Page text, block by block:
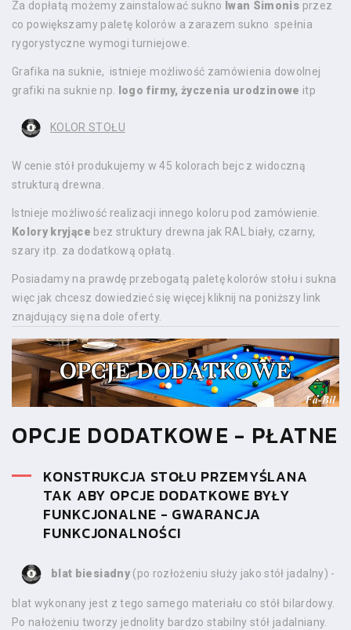
Za dopłatą możemy zainstalować sukno Iwan Simonis przez
co powiększamy paletę kolorów a zarazem sukno spełnia
rygorystyczne wymogi turniejowe.
Grafika na suknie, istnieje możliwość zamówienia dowolnej
grafiki na suknie np.
logo firmy, życzenia urodzinowe itp
KOLOR STOŁU
W cenie stół produkujemy w 45 kolorach bejc z widoczną
strukturą drewna.
Istnieje możliwość realizacji innego koloru pod zamówienie.
Kolory kryjące bez struktury drewna jak RAL biały, czarny,
szary itp. za dodatkową opłatą.
Posiadamy na prawdę przebogatą paletę kolorów stołu i sukna
więc jak chcesz dowiedzieć się więcej kliknij na poniższy link
znajdujący się na dole oferty.
OPCJE DODATKOWE - PŁATNE
KONSTRUKCJA STOŁU PRZEMYŚLANA
TAK ABY OPCJE DODATKOWE BYŁY
FUNKCJONALNE - GWARANCJA
FUNKCJONALNOŚCI
blat biesiadny(po rozłożeniu służy jako stół jadalny) -
blat wykonany jest z tego samego materiału co stół bilardowy.
Po nałożeniu tworzy jednolity bardzo stabilny stół jadalniany.